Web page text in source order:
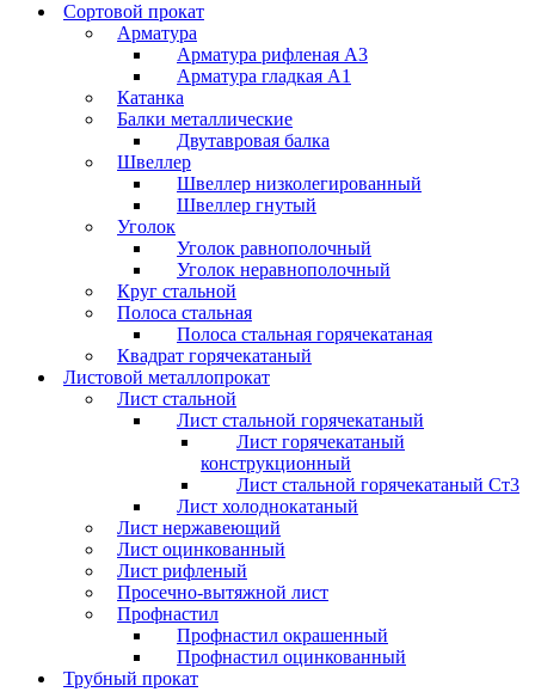
Сортовой прокат
Арматура
Арматура рифленая А3
Арматура гладкая А1
Катанка
Балки металлические
Двутавровая балка
Швеллер
Швеллер низколегированный
Швеллер гнутый
Уголок
Уголок равнополочный
Уголок неравнополочный
Круг стальной
Полоса стальная
Полоса стальная горячекатаная
Квадрат горячекатаный
Листовой металлопрокат
Лист стальной
Лист стальной горячекатаный
Лист горячекатаный
конструкционный
Лист стальной горячекатаный Ст3
Лист холоднокатаный
Лист нержавеющий
Лист оцинкованный
Лист рифленый
Просечно-вытяжной лист
Профнастил
Профнастил окрашенный
Профнастил оцинкованный
Трубный прокат